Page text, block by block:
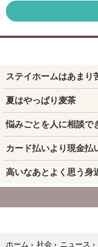
ホーム › 社会 › ニュース ›